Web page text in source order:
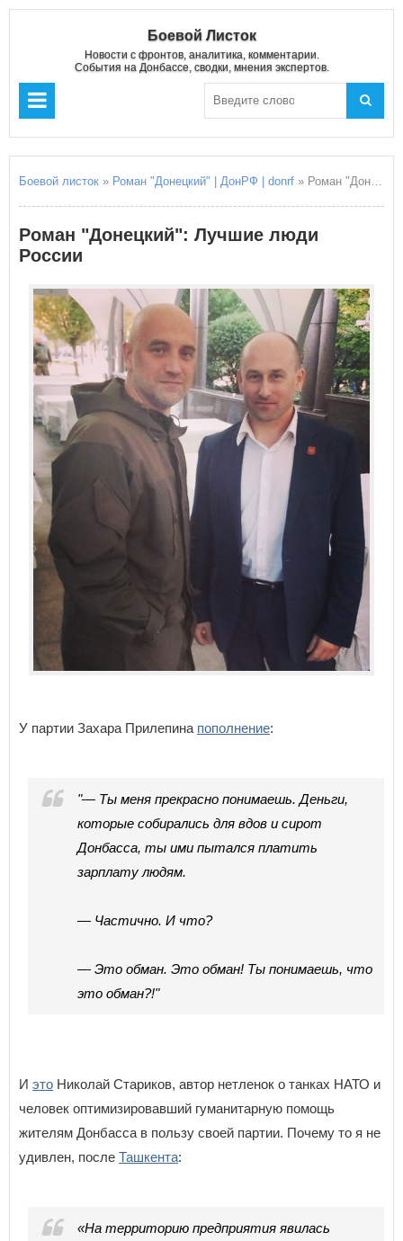
Боевой Листок
Новости с фронтов, аналитика, комментарии.
События на Донбассе, сводки, мнения экспертов.
Боевой листок » Роман "Донецкий" | ДонРФ | donrf » Роман "Донецкий": Лучшие люди России
Роман "Донецкий": Лучшие люди
России
У партии Захара Прилепина пополнение:
"— Ты меня прекрасно понимаешь. Деньги,
которые собирались для вдов и сирот
Донбасса, ты ими пытался платить
зарплату людям.
— Частично. И что?
— Это обман. Это обман! Ты понимаешь, что
это обман?!"
И это Николай Стариков, автор нетленок о танках НАТО и
человек оптимизировавший гуманитарную помощь
жителям Донбасса в пользу своей партии. Почему то я не
удивлен, после Ташкента:
«На территорию предприятия явилась